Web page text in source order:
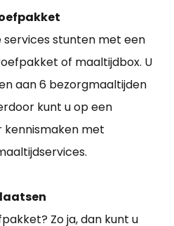
services stunten met een
of maaltijdbox. U
aan 6 bezorgmaaltijden
kunt u op een
met
Zo ja, dan kunt u